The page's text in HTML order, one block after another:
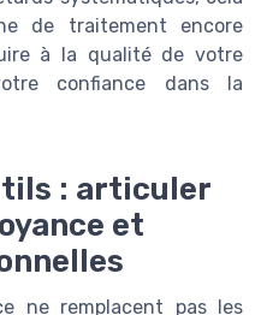
de traitement encore
à la qualité de votre
confiance dans la
: articuler
et
ne remplacent pas les